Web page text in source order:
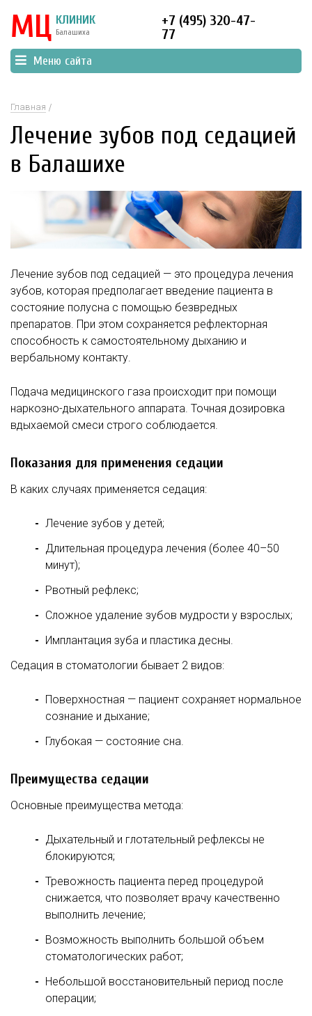
МЦ КЛИНИК
Балашиха
+7 (495) 320-47-
77
Меню сайта
Главная
Лечение зубов под седацией
в Балашихе
Лечение зубов под седацией — это процедура лечения
зубов, которая предполагает введение пациента в
состояние полусна с помощью безвредных
препаратов. При этом сохраняется рефлекторная
способность к самостоятельному дыханию и
вербальному контакту.
Подача медицинского газа происходит при помощи
наркозно-дыхательного аппарата. Точная дозировка
вдыхаемой смеси строго соблюдается.
Показания для применения седации
В каких случаях применяется седация:
Лечение зубов у детей;
Длительная процедура лечения (более 40–50
минут);
Рвотный рефлекс;
Сложное удаление зубов мудрости у взрослых;
Имплантация зуба и пластика десны.
Седация в стоматологии бывает 2 видов:
Поверхностная — пациент сохраняет нормальное
сознание и дыхание;
Глубокая — состояние сна.
Преимущества седации
Основные преимущества метода:
Дыхательный и глотательный рефлексы не
блокируются;
Тревожность пациента перед процедурой
снижается, что позволяет врачу качественно
выполнить лечение;
Возможность выполнить большой объем
стоматологических работ;
Небольшой восстановительный период после
операции;